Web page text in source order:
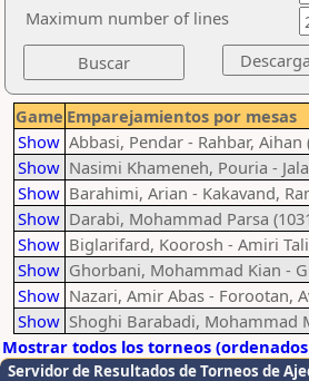
Maximum number of lines
Game Emparejamientos por mesas
Show Abbasi, Pendar - Rahbar, Aihan
Show Nasimi Khameneh, Pouria -
Show Barahimi, Arian - Kakavand,
Show Darabi, Mohammad Parsa
Show Biglarifard, Koorosh - Amiri
Show Ghorbani, Mohammad Kian -
Show Nazari, Amir Abas - Forootan,
Show Shoghi Barabadi, Mohammad
Mostrar todos los torneos
Servidor de Resultados de Torneos de